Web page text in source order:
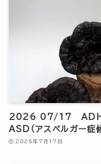
2026 07/17
ASD（アスペルガー症
2026年7月17日